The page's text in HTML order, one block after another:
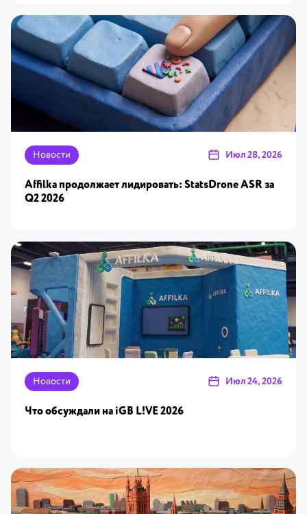
Новости Июл 28, 2026
Affilka продолжает лидировать: StatsDrone ASR за
Q2 2026
Новости Июл 24, 2026
Что обсуждали на iGB L!VE 2026